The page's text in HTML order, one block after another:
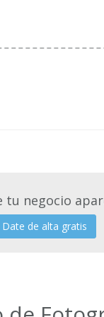
tu negocio
Date de alta gratis